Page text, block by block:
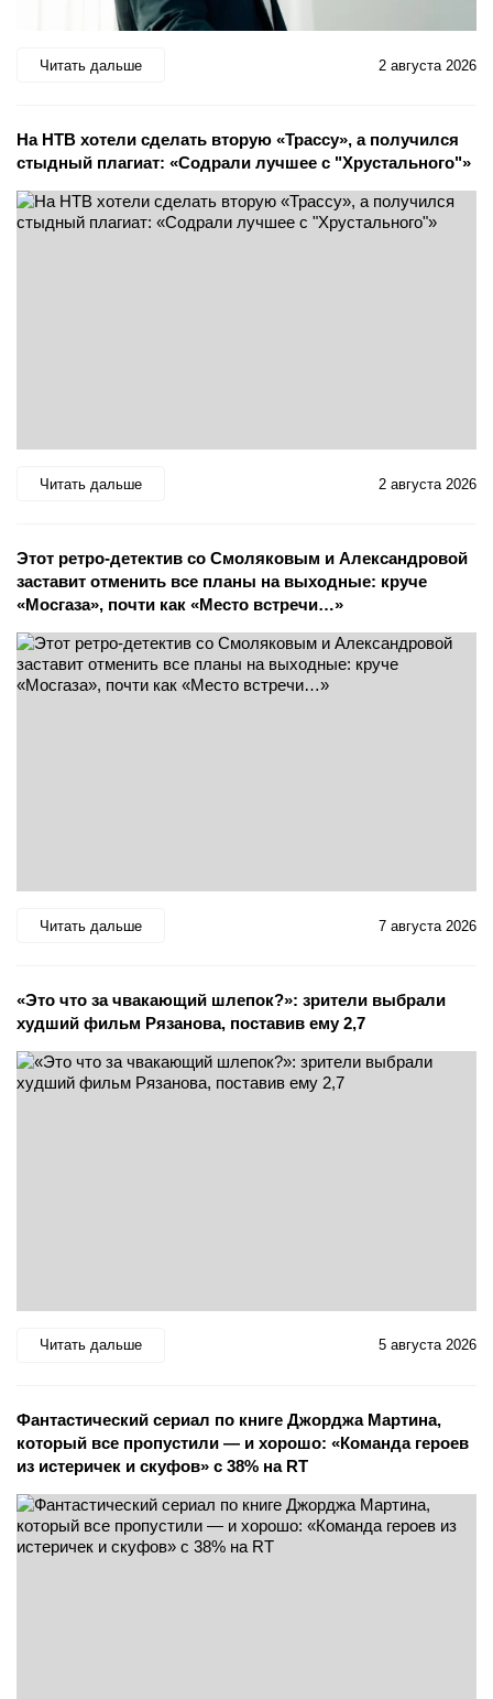
Читать дальше 2 августа 2026
На НТВ хотели сделать вторую «Трассу», а получился
стыдный плагиат: «Содрали лучшее с "Хрустального"»
Читать дальше 2 августа 2026
Этот ретро-детектив со Смоляковым и Александровой
заставит отменить все планы на выходные: круче
«Мосгаза», почти как «Место встречи…»
Читать дальше 7 августа 2026
«Это что за чвакающий шлепок?»: зрители выбрали
худший фильм Рязанова, поставив ему 2,7
Читать дальше 5 августа 2026
Фантастический сериал по книге Джорджа Мартина,
который все пропустили — и хорошо: «Команда героев
из истеричек и скуфов» с 38% на RT